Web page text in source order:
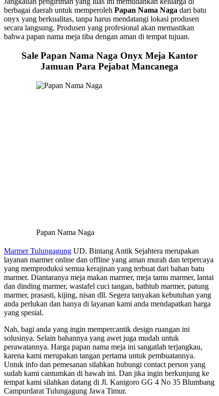
berbagai daerah untuk memperoleh Papan Nama Naga dari batu
onyx yang berkualitas, tanpa harus mendatangi lokasi produsen
secara langsung. Produsen yang profesional akan memastikan
bahwa papan nama meja tiba dengan aman di tempat tujuan.
Sale Papan Nama Naga Onyx Meja Kantor
Jamuan Para Pejabat Mancanega
Papan Nama Naga
Marmer Tulungagung UD. Bintang Antik Sejahtera merupakan
layanan marmer online dan offline yang aman murah dan terpercaya
yang memproduksi semua kerajinan yang terbuat dari bahan batu
marmer. Diantaranya meja makan marmer, meja tamu marmer, lantai
dan dinding marmer, wastafel cuci tangan, bathtub marmer, patung
marmer, prasasti, kijing, nisan dll. Segera tanyakan kebutuhan yang
anda perlukan dan hanya di layanan kami anda mendapatkan harga
yang spesial.
Nah, bagi anda yang ingin mempercantik design ruangan ini
solusinya. Selain bahannya yang awet juga mudah untuk
perawatannya. Harga papan nama meja ini sangatlah terjangkau,
karena kami merupakan tangan pertama untuk pembuatannya.
Untuk info dan pemesanan silahkan hubungi contact person yang
sudah kami cantumkan di bawah ini. Dan jika ingin berkunjung ke
tempat kami silahkan datang di Jl. Kanigoro GG 4 No 35 Blumbang
Campurdarat Tulungagung Jawa Timur.